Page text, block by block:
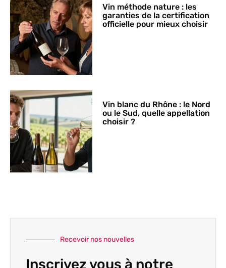
Vin méthode nature : les
garanties de la certification
officielle pour mieux choisir
Vin blanc du Rhône : le Nord
ou le Sud, quelle appellation
choisir ?
Recevoir nos nouvelles
Inscrivez vous à notre